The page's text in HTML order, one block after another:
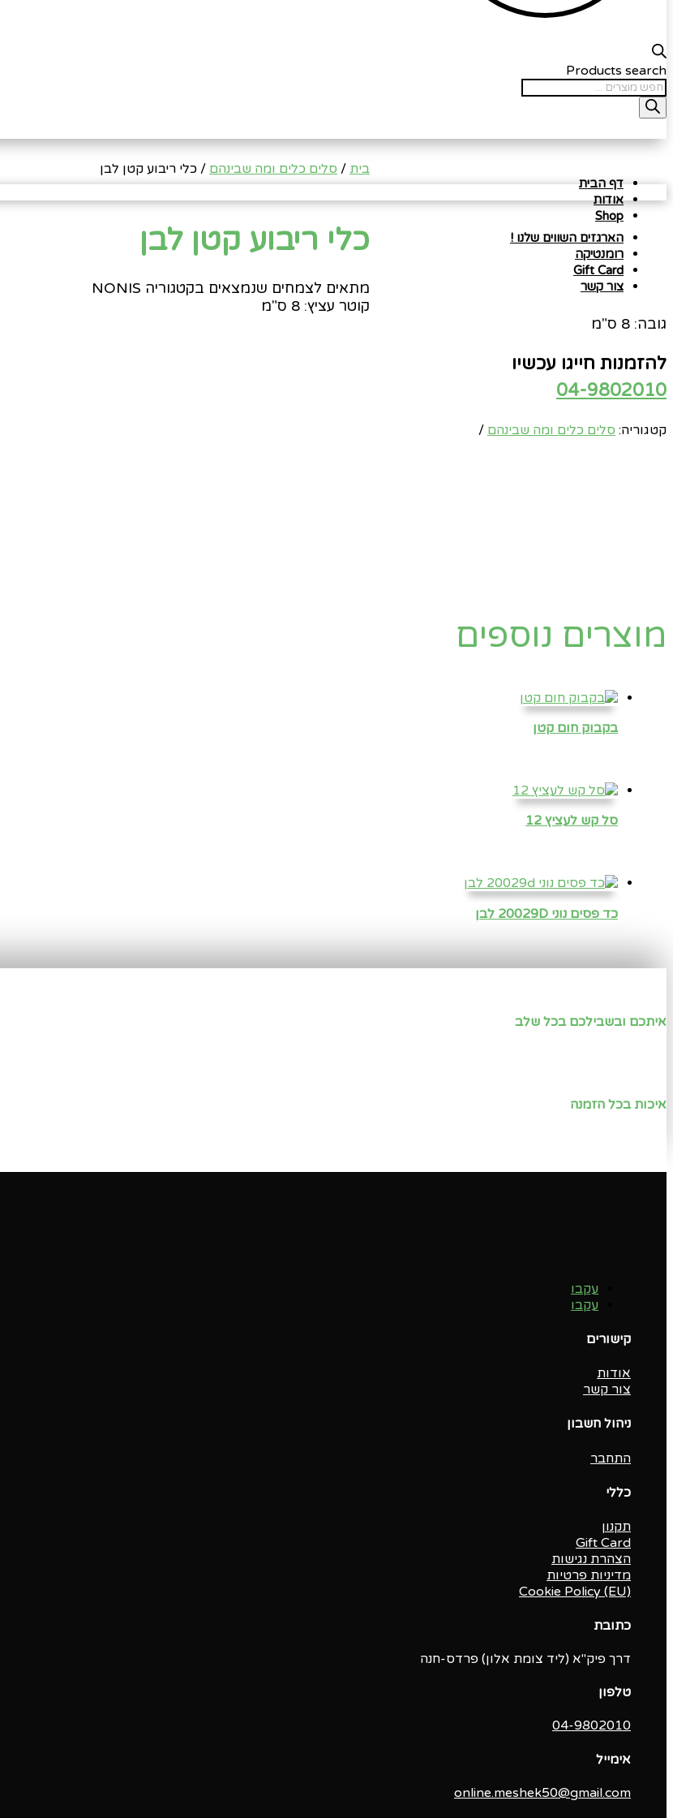
Products search
דף הבית
אודות
Shop
הארגזים השווים שלנו !
רומנטיקה
Gift Card
צור קשר
בית / סלים כלים ומה שבינהם / כלי ריבוע קטן לבן
כלי ריבוע קטן לבן
מתאים לצמחים שנמצאים בקטגוריה NONIS
קוטר עציץ: 8 ס"מ
גובה: 8 ס"מ
להזמנות חייגו עכשיו
04-9802010
קטגוריה: סלים כלים ומה שבינהם
מוצרים נוספים
בקבוק חום קטן
סל קש לעציץ 12
כד פסים נוני 20029D לבן
איתכם ובשבילכם בכל שלב
איכות בכל הזמנה
עקבו
עקבו
קישורים
אודות
צור קשר
ניהול חשבון
התחבר
כללי
תקנון
Gift Card
הצהרת נגישות
מדיניות פרטיות
Cookie Policy (EU)
כתובת
דרך פיק"א (ליד צומת אלון) פרדס-חנה
טלפון
04-9802010‬
אימייל
online.meshek50@gmail.com